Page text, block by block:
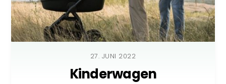
27. JUNI 2022
Kinderwagen